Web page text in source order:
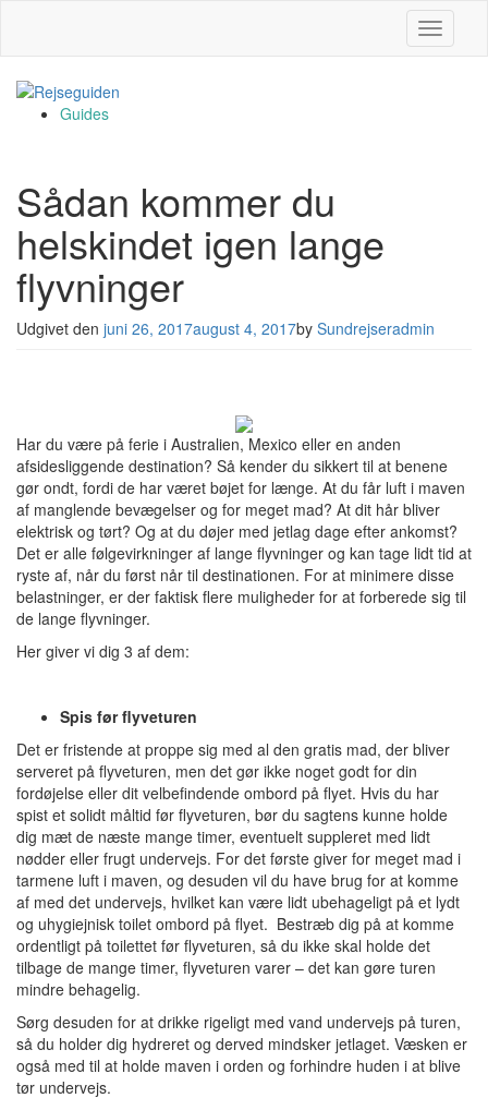
Slå
Guides
Sådan kommer du
helskindet igen lange
flyvninger
Udgivet den juni 26, 2017august 4, 2017by Sundrejseradmin
Har du være på ferie i Australien, Mexico eller en anden
afsidesliggende destination? Så kender du sikkert til at benene
gør ondt, fordi de har været bøjet for længe. At du får luft i maven
af manglende bevægelser og for meget mad? At dit hår bliver
elektrisk og tørt? Og at du døjer med jetlag dage efter ankomst?
Det er alle følgevirkninger af lange flyvninger og kan tage lidt tid at
ryste af, når du først når til destinationen. For at minimere disse
belastninger, er der faktisk flere muligheder for at forberede sig til
de lange flyvninger.
Her giver vi dig 3 af dem:
Spis før flyveturen
Det er fristende at proppe sig med al den gratis mad, der bliver
serveret på flyveturen, men det gør ikke noget godt for din
fordøjelse eller dit velbefindende ombord på flyet. Hvis du har
spist et solidt måltid før flyveturen, bør du sagtens kunne holde
dig mæt de næste mange timer, eventuelt suppleret med lidt
nødder eller frugt undervejs. For det første giver for meget mad i
tarmene luft i maven, og desuden vil du have brug for at komme
af med det undervejs, hvilket kan være lidt ubehageligt på et lydt
og uhygiejnisk toilet ombord på flyet. Bestræb dig på at komme
ordentligt på toilettet før flyveturen, så du ikke skal holde det
tilbage de mange timer, flyveturen varer – det kan gøre turen
mindre behagelig.
Sørg desuden for at drikke rigeligt med vand undervejs på turen,
så du holder dig hydreret og derved mindsker jetlaget. Væsken er
også med til at holde maven i orden og forhindre huden i at blive
tør undervejs.